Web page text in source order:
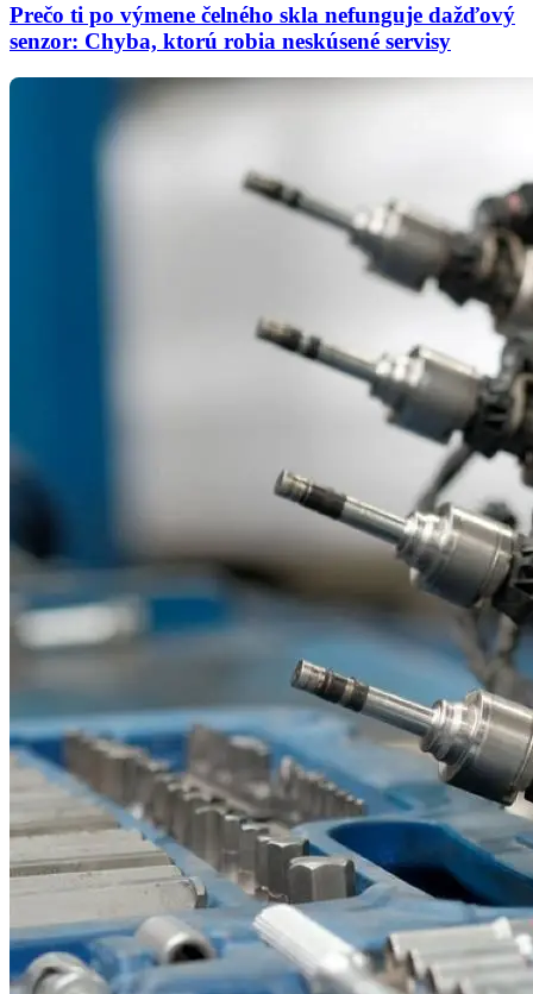
Prečo ti po výmene čelného skla nefunguje dažďový
senzor: Chyba, ktorú robia neskúsené servisy